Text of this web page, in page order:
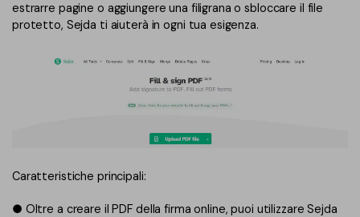
estrarre pagine o aggiungere una filigrana o sbloccare il file
protetto, Sejda ti aiuterà in ogni tua esigenza.
Caratteristiche principali:
● Oltre a creare il PDF della firma online, puoi utilizzare Sejda